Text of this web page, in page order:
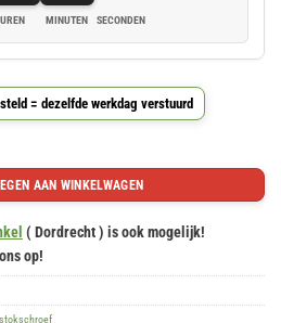
UREN MINUTEN SECONDEN
8
dagen,
17
minuten
en
seconden
= dezelfde werkdag verstuurd
AAN WINKELWAGEN
( Dordrecht ) is ook mogelijk!
op!
stokschroef